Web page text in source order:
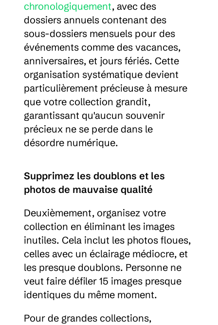
chronologiquement, avec des
dossiers annuels contenant des
sous-dossiers mensuels pour des
événements comme des vacances,
anniversaires, et jours fériés. Cette
organisation systématique devient
particulièrement précieuse à mesure
que votre collection grandit,
garantissant qu'aucun souvenir
précieux ne se perde dans le
désordre numérique.
Supprimez les doublons et les
photos de mauvaise qualité
Deuxièmement, organisez votre
collection en éliminant les images
inutiles. Cela inclut les photos floues,
celles avec un éclairage médiocre, et
les presque doublons. Personne ne
veut faire défiler 15 images presque
identiques du même moment.
Pour de grandes collections,